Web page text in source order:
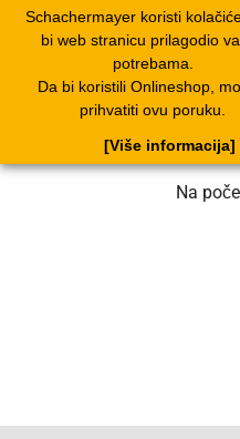
Schachermayer koristi
bi web stranicu prilagodio
potrebama.
Da bi koristili Onlineshop,
prihvatiti ovu poruku.
[Više informacija]
Nažalost, došlo
radi na rješenju.
Na